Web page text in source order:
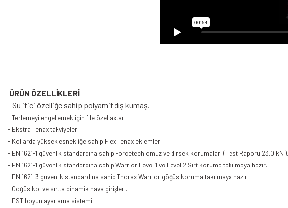
ÜRÜN ÖZELLİKLERİ
- Su itici özelliğe sahip polyamit dış kumaş.
- Terlemeyi engellemek için file özel astar.
- Ekstra Tenax takviyeler.
- Kollarda yüksek esnekliğe sahip Flex Tenax eklemler.
- EN 1621-1 güvenlik standardına sahip Forcetech omuz ve dirsek korumaları ( Test Raporu 23.0 kN ).
- EN 1621-1 güvenlik standardına sahip Warrior Level 1 ve Level 2 Sırt koruma takılmaya hazır.
- EN 1621-3 güvenlik standardına sahip Thorax Warrior göğüs koruma takılmaya hazır.
- Göğüs kol ve sırtta dinamik hava girişleri.
- EST boyun ayarlama sistemi.